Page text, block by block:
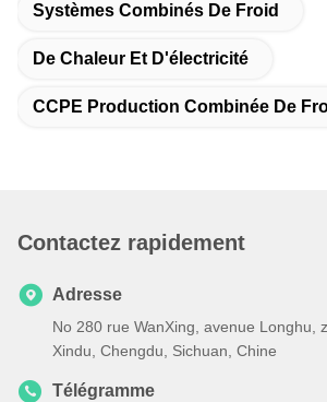
Systèmes Combinés De Froid
De Chaleur Et D'électricité
CCPE Production Combinée De
Contactez rapidement
Adresse
No 280 rue WanXing, avenue Longhu,
Xindu, Chengdu, Sichuan, Chine
Télégramme